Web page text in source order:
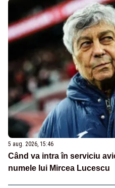
5 aug. 2026, 15:46
Când va intra în serviciu
numele lui Mircea Lucescu